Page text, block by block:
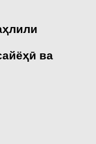
ҳлили
ҳӣ ва